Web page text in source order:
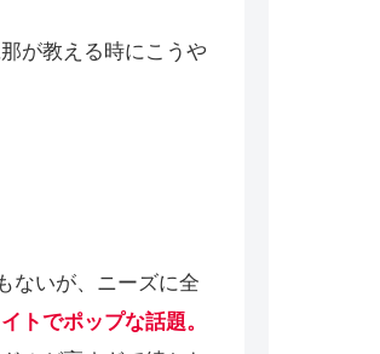
が教える時にこうや
ないが、ニーズに全
トでポップな話題。